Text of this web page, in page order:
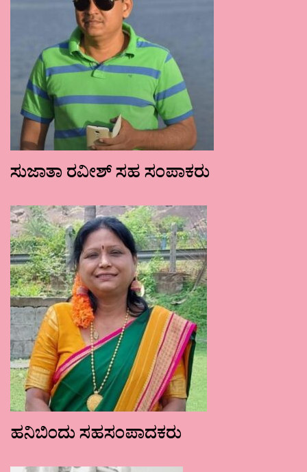
ಸುಜಾತಾ ರವೀಶ್ ಸಹ ಸಂಪಾಕರು
ಹನಿಬಿಂದು ಸಹಸಂಪಾದಕರು